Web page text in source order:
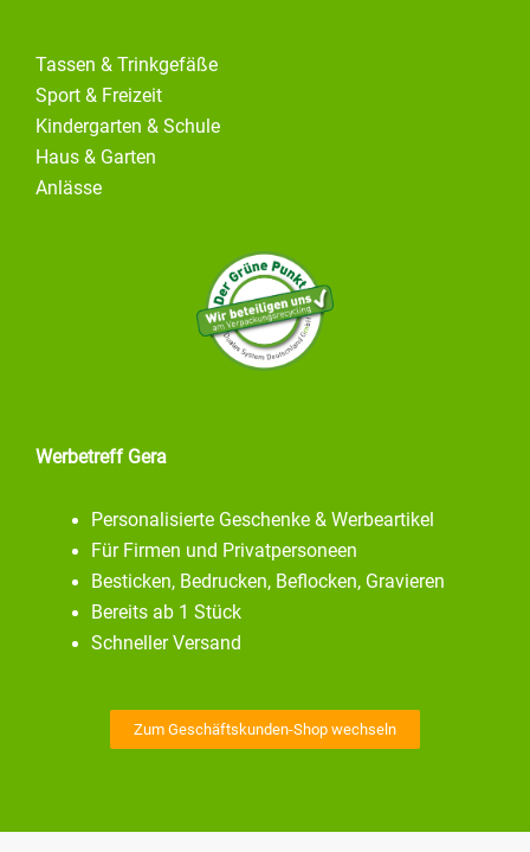
Tassen & Trinkgefäße
Sport & Freizeit
Kindergarten & Schule
Haus & Garten
Anlässe
Werbetreff Gera
Personalisierte Geschenke & Werbeartikel
Für Firmen und Privatpersoneen
Besticken, Bedrucken, Beflocken, Gravieren
Bereits ab 1 Stück
Schneller Versand
Zum Geschäftskunden-Shop wechseln